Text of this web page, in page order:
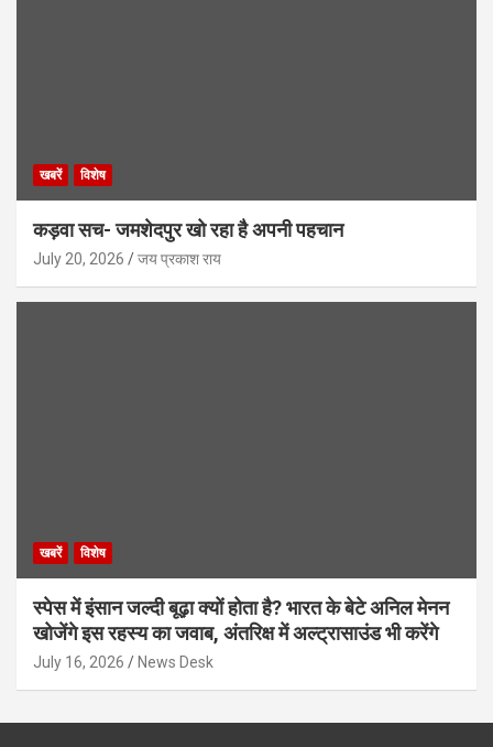
खबरें विशेष
कड़वा सच- जमशेदपुर खो रहा है अपनी पहचान
July 20, 2026 जय प्रकाश राय
खबरें विशेष
स्पेस में इंसान जल्दी बूढ़ा क्यों होता है? भारत के बेटे अनिल मेनन
खोजेंगे इस रहस्य का जवाब, अंतरिक्ष में अल्ट्रासाउंड भी करेंगे
July 16, 2026 News Desk